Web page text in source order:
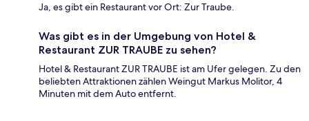
Ja, es gibt ein Restaurant vor Ort: Zur Traube.
Was gibt es in der Umgebung von Hotel &
Restaurant ZUR TRAUBE zu sehen?
Hotel & Restaurant ZUR TRAUBE ist am Ufer gelegen. Zu den
beliebten Attraktionen zählen Weingut Markus Molitor, 4
Minuten mit dem Auto entfernt.